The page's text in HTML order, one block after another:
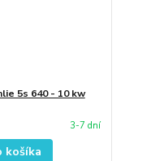
5s 640 - 10 kw
3-7 dní
košíka